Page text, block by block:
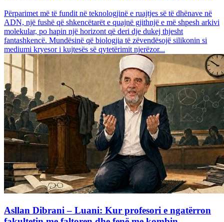
Përparimet më të fundit në teknologjinë e ruajtjes së të dhënave në
ADN, një fushë që shkencëtarët e quajnë gjithnjë e më shpesh arkivi
molekular, po hapin një horizont që deri dje dukej thjesht
fantashkencë. Mundësinë që biologjia të zëvendësojë silikonin si
mediumi kryesor i kujtesës së qytetërimit njerëzor...
Asllan Dibrani – Luani: Kur profesori e ngatërron